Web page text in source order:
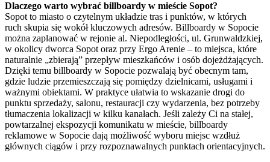
Dlaczego warto wybrać billboardy w mieście Sopot?
Sopot to miasto o czytelnym układzie tras i punktów, w których
ruch skupia się wokół kluczowych adresów. Billboardy w Sopocie
można zaplanować w rejonie al. Niepodległości, ul. Grunwaldzkiej,
w okolicy dworca Sopot oraz przy Ergo Arenie – to miejsca, które
naturalnie „zbierają” przepływ mieszkańców i osób dojeżdżających.
Dzięki temu billboardy w Sopocie pozwalają być obecnym tam,
gdzie ludzie przemieszczają się pomiędzy dzielnicami, usługami i
ważnymi obiektami. W praktyce ułatwia to wskazanie drogi do
punktu sprzedaży, salonu, restauracji czy wydarzenia, bez potrzeby
tłumaczenia lokalizacji w kilku kanałach. Jeśli zależy Ci na stałej,
powtarzalnej ekspozycji komunikatu w mieście, billboardy
reklamowe w Sopocie dają możliwość wyboru miejsc wzdłuż
głównych ciągów i przy rozpoznawalnych punktach orientacyjnych.